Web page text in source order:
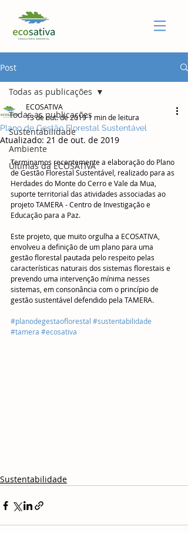
Post
Todas as publicações
Sustentabilidade
Ambiente
Últimas da ECOSATIVA
Todas as publicações
Plano de Gestão Florestal Sustentável
ECOSATIVA
13 de out. de 20191 min de leitura
Atualizado: 21 de out. de 2019
Terminamos recentemente a elaboração do Plano
de Gestão Florestal Sustentável, realizado para as
Herdades do Monte do Cerro e Vale da Mua,
suporte territorial das atividades associadas ao
projeto TAMERA - Centro de Investigação e
Educação para a Paz.
Este projeto, que muito orgulha a ECOSATIVA,
envolveu a definição de um plano para uma
gestão florestal pautada pelo respeito pelas
características naturais dos sistemas florestais e
prevendo uma intervenção mínima nesses
sistemas, em consonância com o princípio de
gestão sustentável defendido pela TAMERA.
#planodegestaoflorestal #sustentabilidade
#tamera #ecosativa
Sustentabilidade